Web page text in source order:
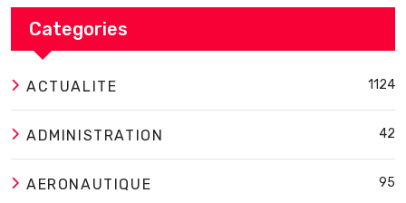
Categories
ACTUALITE 1124
ADMINISTRATION 42
AERONAUTIQUE 95